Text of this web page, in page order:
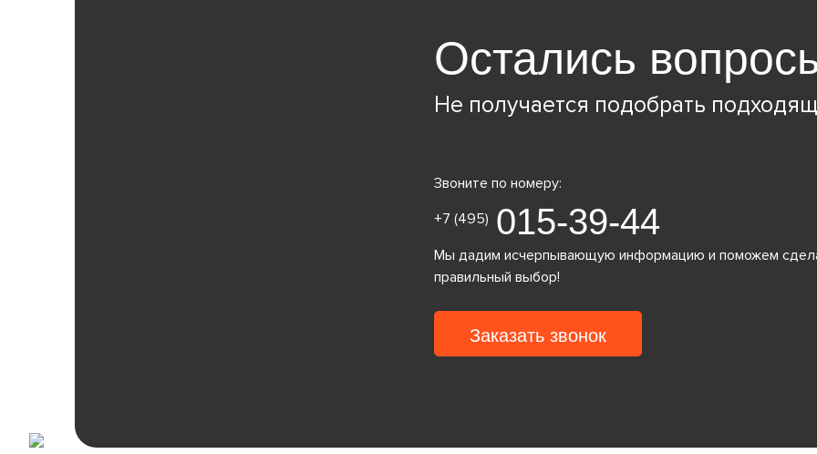
Остались
Не получается подобрать
Звоните по номеру:
+7 (495) 015-39-44
Мы дадим исчерпывающую информацию и поможем
правильный выбор!
Заказать звонок